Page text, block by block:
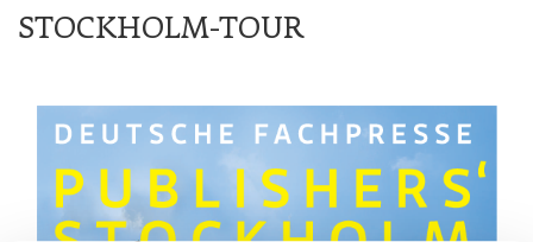
STOCKHOLM-TOUR